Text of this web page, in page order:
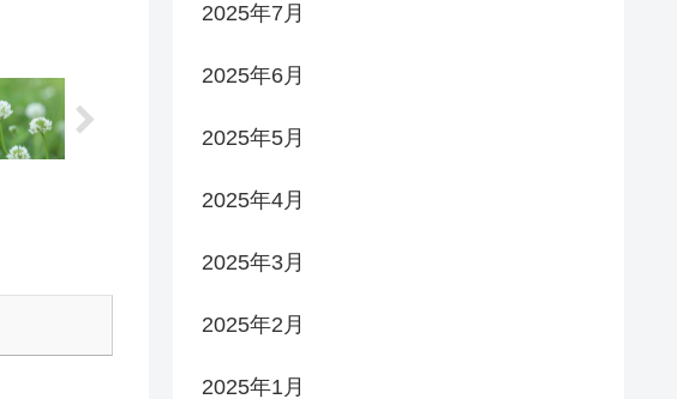
2025年7月
2025年6月
2025年5月
2025年4月
2025年3月
2025年2月
2025年1月